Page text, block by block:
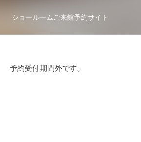
ショールーム ご来館予約サイト
予約受付期間外です。